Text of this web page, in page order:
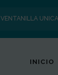
VENTANILLA UNICA
INICIO